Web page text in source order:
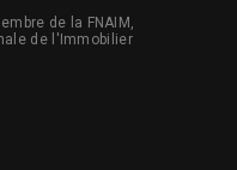
de la FNAIM,
de l'Immobilier